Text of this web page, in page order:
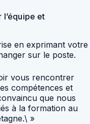
et
en exprimant votre
sur le poste.
vous rencontrer
compétences et
que nous
à la formation au
»